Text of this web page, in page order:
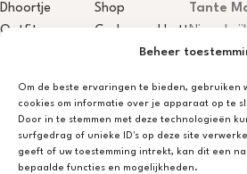
Beheer
Om de beste ervaringen te bieden, gebruiken
cookies om informatie over je apparaat op te
Door in te stemmen met deze technologieën
surfgedrag of unieke ID's op deze site
geeft of uw toestemming intrekt, kan dit een
bepaalde functies en mogelijkheden.
Dhoortje
Outfits
Shop
Cadeaupakketten
Retourvoorwaarden
Tante
5253AK
KvK:
BTW:
IBAN: